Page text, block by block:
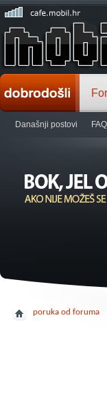
Današnji postovi FAQ
poruka od foruma